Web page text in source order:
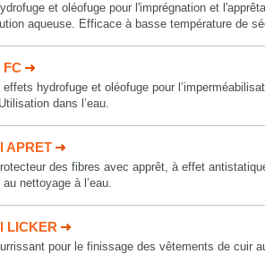
et oléofuge pour l'imprégnation et
aqueuse. Efficace à basse température de
FC
effets hydrofuge et oléofuge pour
dans l’eau.
APRET
des fibres avec apprêt, à effet
nettoyage à l’eau.
LICKER
pour le finissage des vêtements de cuir